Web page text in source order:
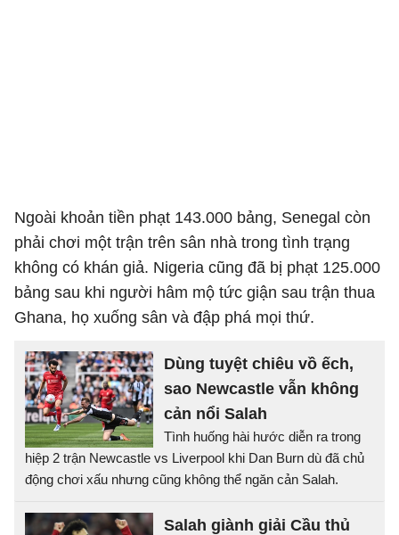
Ngoài khoản tiền phạt 143.000 bảng, Senegal còn
phải chơi một trận trên sân nhà trong tình trạng
không có khán giả. Nigeria cũng đã bị phạt 125.000
bảng sau khi người hâm mộ tức giận sau trận thua
Ghana, họ xuống sân và đập phá mọi thứ.
Dùng tuyệt chiêu vồ ếch,
sao Newcastle vẫn không
cản nổi Salah
Tình huống hài hước diễn ra trong
hiệp 2 trận Newcastle vs Liverpool khi Dan Burn dù đã chủ
động chơi xấu nhưng cũng không thể ngăn cản Salah.
Salah giành giải Cầu thủ